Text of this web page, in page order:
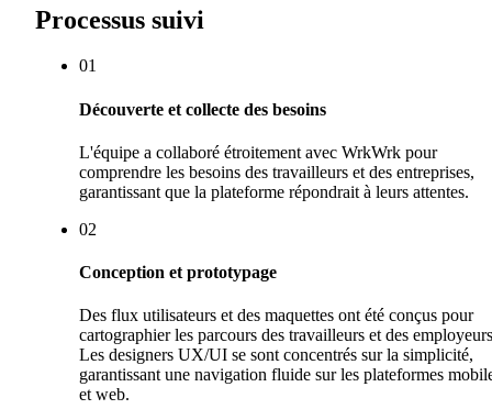
Processus suivi
01
Découverte et collecte des besoins
L'équipe a collaboré étroitement avec WrkWrk pour
comprendre les besoins des travailleurs et des entreprises,
garantissant que la plateforme répondrait à leurs attentes.
02
Conception et prototypage
Des flux utilisateurs et des maquettes ont été conçus pour
cartographier les parcours des travailleurs et des
Les designers UX/UI se sont concentrés sur la simplicité,
garantissant une navigation fluide sur les plateformes
et web.